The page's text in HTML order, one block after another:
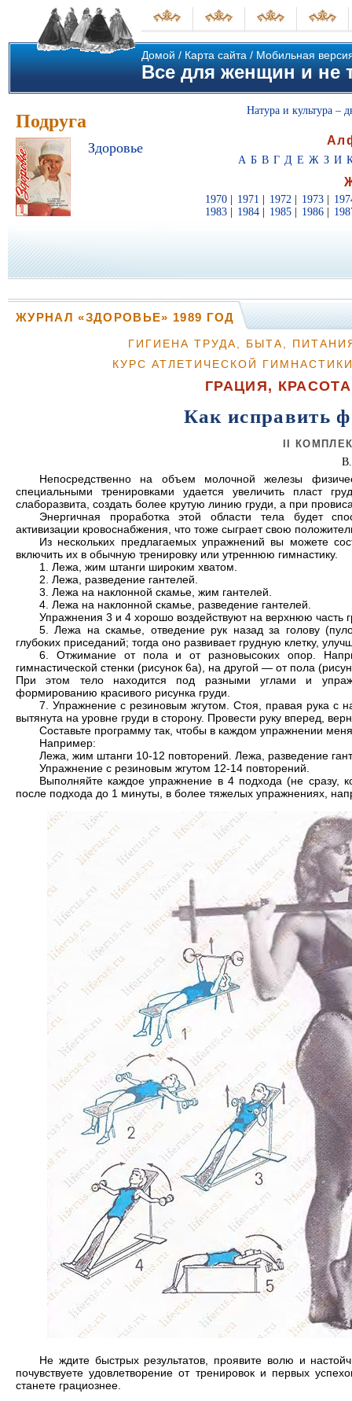
Домой / Карта сайта / Мобильная
Все для женщин и не
Подруга
Здоровье
Натура и культура –
А Б В Г Д Е Ж З И
1970| 1971 1972| 1973|
1983| 1984| 1985| 1986|
ЖУРНАЛ «ЗДОРОВЬЕ» 1989 ГОД
ГИГИЕНА ТРУДА, БЫТА,
КУРС АТЛЕТИЧЕСКОЙ
ГРАЦИЯ,
Как исправить
II
Непосредственно на объем молочной железы
специальными тренировками удается увеличить пласт
слаборазвита, создать более крутую линию груди, а при
Энергичная проработка этой области тела будет
активизации кровоснабжения, что тоже сыграет свою
Из нескольких предлагаемых упражнений вы можете
включить их в обычную тренировку или утреннюю гимнастику.
1. Лежа, жим штанги широким хватом.
2. Лежа, разведение гантелей.
3. Лежа на наклонной скамье, жим гантелей.
4. Лежа на наклонной скамье, разведение гантелей.
Упражнения 3 и 4 хорошо воздействуют на верхнюю часть
5. Лежа на скамье, отведение рук назад за голову
глубоких приседаний; тогда оно развивает грудную клетку,
6. Отжимание от пола и от разновысоких опор.
гимнастической стенки (рисунок 6а), на другой — от пола
При этом тело находится под разными углами и
формированию красивого рисунка груди.
7. Упражнение с резиновым жгутом. Стоя, правая рука с
вытянута на уровне груди в сторону. Провести руку вперед,
Составьте программу так, чтобы в каждом упражнении
Например:
Лежа, жим штанги 10-12 повторений. Лежа, разведение
Упражнение с резиновым жгутом 12-14 повторений.
Выполняйте каждое упражнение в 4 подхода (не сразу,
после подхода до 1 минуты, в более тяжелых упражнениях,
Не ждите быстрых результатов, проявите волю и
почувствуете удовлетворение от тренировок и первых
станете грациознее.